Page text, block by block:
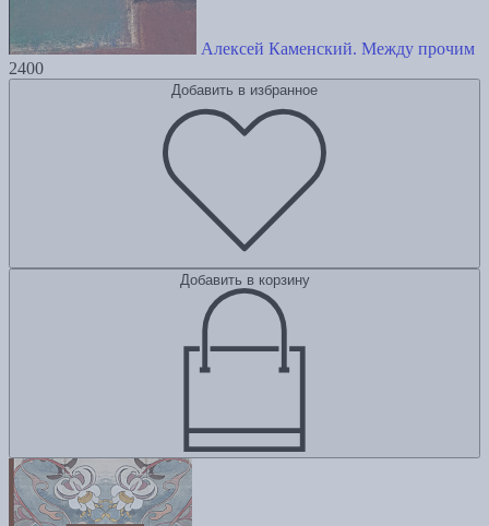
Алексей Каменский. Между прочим
2400
Добавить в избранное
Добавить в корзину